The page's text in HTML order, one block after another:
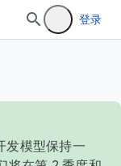
登录
发模型保持一